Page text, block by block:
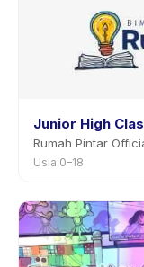
Junior High
Rumah Pintar
Usia 0–18